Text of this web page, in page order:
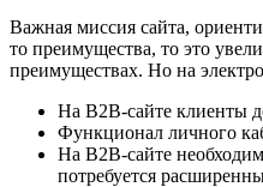
Важная миссия сайта,
то преимущества, то это
преимуществах. Но на
На B2B-сайте клиенты
Функционал личного
На B2B-сайте
потребуется